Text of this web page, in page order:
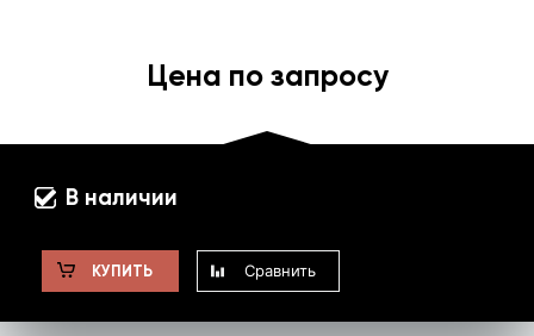
Цена по запросу
В наличии
КУПИТЬ Сравнить